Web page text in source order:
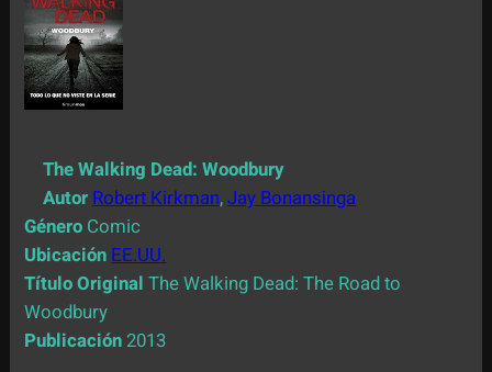
The Walking Dead: Woodbury
Autor Robert Kirkman,Jay Bonansinga
Género Comic
Ubicación EE.UU.
Título OriginalThe Walking Dead: The Road to
Woodbury
Publicación 2013